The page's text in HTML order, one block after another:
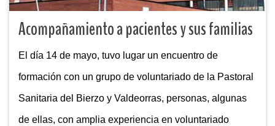
Acompañamiento a pacientes y sus familias
El día 14 de mayo, tuvo lugar un encuentro de
formación con un grupo de voluntariado de la Pastoral
Sanitaria del Bierzo y Valdeorras, personas, algunas
de ellas, con amplia experiencia en voluntariado